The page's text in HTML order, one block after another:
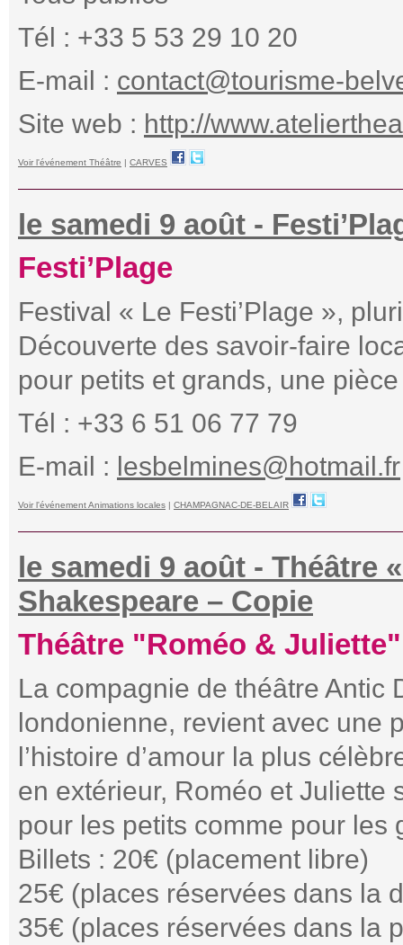
Tél : +33 5 53 29 10 20
E-mail : contact@tourisme-
Site web : http://
Voir l'événement Théâtre | CARVES
le samedi 9 août -
Festi’Plage
Festival « Le Festi’Plage »,
Découverte des savoir-faire
pour petits et grands, une
Tél : +33 6 51 06 77 79
E-mail : lesbelmines@hotmail.fr
Voir l'événement Animations locales | CHAMPAGNAC-DE-BELAIR
le samedi 9 août - Théâtre
Shakespeare – Copie
Théâtre "Roméo &
La compagnie de théâtre Antic
londonienne, revient avec une
l’histoire d’amour la plus
en extérieur, Roméo et Juliette
pour les petits comme pour les
Billets : 20€ (placement libre)
25€ (places réservées dans la
35€ (places réservées dans la